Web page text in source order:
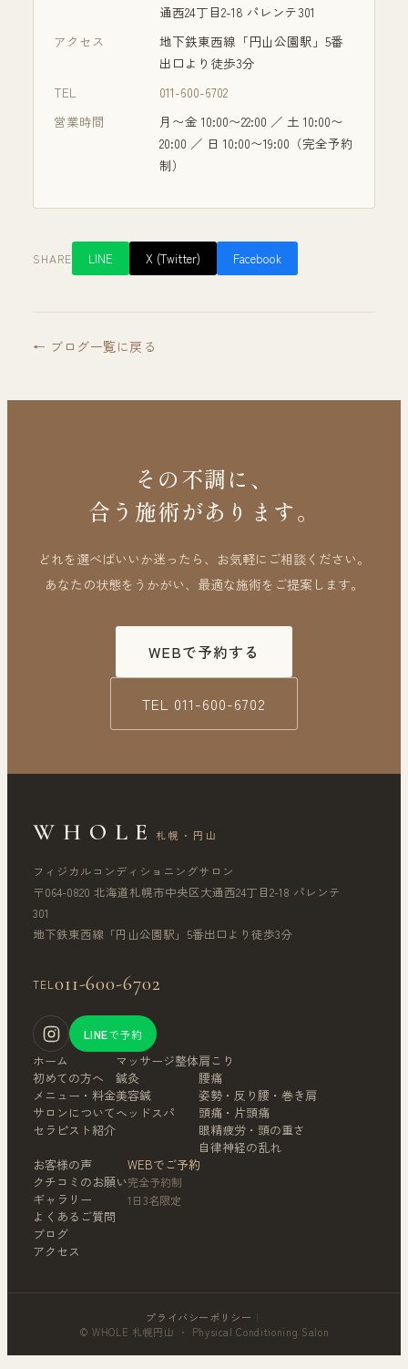
通西24丁目2-18 パレンテ301
アクセス
地下鉄東西線「円山公園駅」5番
出口より徒歩3分
TEL
011-600-6702
営業時間
月〜金 10:00〜22:00 ／ 土 10:00〜
20:00 ／ 日 10:00〜19:00 （完全予約
制）
SHARE LINE X (Twitter) Facebook
← ブログ一覧に戻る
その不調に、
合う施術があります。
どれを選べばいいか迷ったら、お気軽にご相談ください。
あなたの状態をうかがい、最適な施術をご提案します。
WEBで予約する
TEL 011-600-6702
WHOLE 札幌・円山
フィジカルコンディショニングサロン
〒064-0820 北海道札幌市中央区大通西24丁目2-18 パレンテ
301
地下鉄東西線「円山公園駅」5番出口より徒歩3分
TEL 011-600-6702
LINEで予約
ホーム
初めての方へ
メニュー・料金
サロンについて
セラピスト紹介
マッサージ整体
鍼灸
美容鍼
ヘッドスパ
肩こり
腰痛
姿勢・反り腰・巻き肩
頭痛・片頭痛
眼精疲労・頭の重さ
自律神経の乱れ
お客様の声
クチコミのお願い
ギャラリー
よくあるご質問
ブログ
アクセス
WEBでご予約
完全予約制
1日3名限定
プライバシーポリシー
© WHOLE 札幌円山 ・ Physical Conditioning Salon